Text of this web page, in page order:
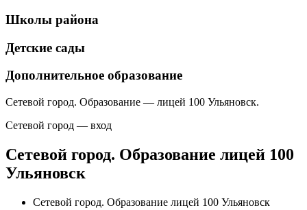
Школы района
Детские сады
Дополнительное образование
Сетевой город. Образование — лицей 100 Ульяновск.
Сетевой город — вход
Сетевой город. Образование лицей 100
Ульяновск
Сетевой город. Образование лицей 100 Ульяновск